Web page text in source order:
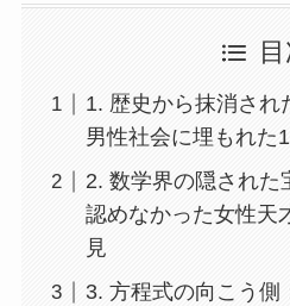
1. 歴史から抹消され
男性社会に埋もれた
2. 数学界の隠された
認めなかった女性天
見
3. 方程式の向こう側